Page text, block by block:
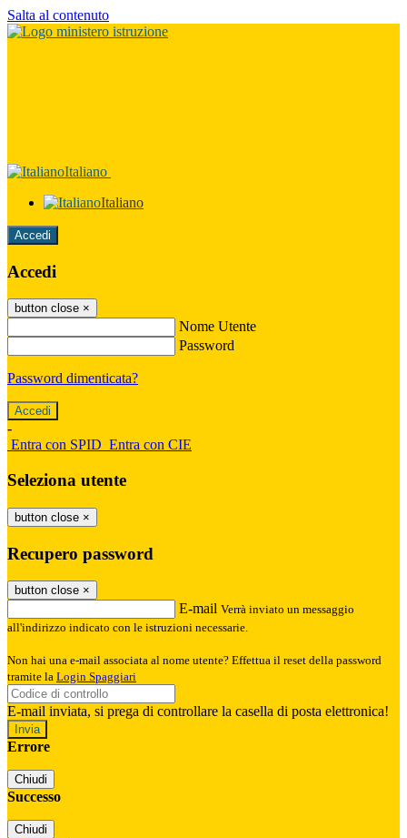
Salta al contenuto
Italiano
Italiano
Accedi
Accedi
button close ×
Nome Utente
Password
Password dimenticata?
-
Entra con SPID Entra con CIE
Seleziona utente
button close ×
Recupero password
button close ×
E-mail Verrà inviato un messaggio
all'indirizzo indicato con le istruzioni necessarie.
Non hai una e-mail associata al nome utente? Effettua il reset della password
tramite la Login Spaggiari
E-mail inviata, si prega di controllare la casella di posta elettronica!
Errore
Chiudi
Successo
Chiudi